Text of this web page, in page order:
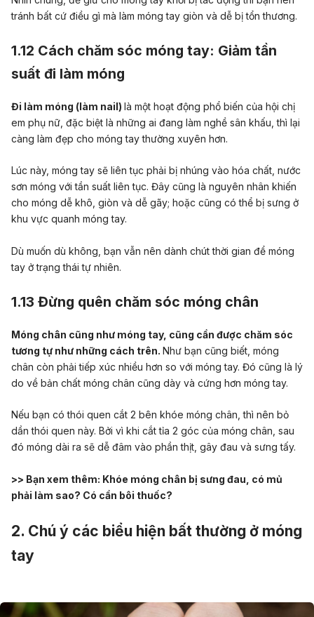
tránh bất cứ điều gì mà làm móng tay giòn và dễ bị tổn thương.
1.12 Cách chăm sóc móng tay: Giảm tần
suất đi làm móng
Đi làm móng (làm nail) là một hoạt động phổ biến của hội chị
em phụ nữ, đặc biệt là những ai đang làm nghề sân khấu, thì lại
càng làm đẹp cho móng tay thường xuyên hơn.
Lúc này, móng tay sẽ liên tục phải bị nhúng vào hóa chất, nước
sơn móng với tần suất liên tục. Đây cũng là nguyên nhân khiến
cho móng dễ khô, giòn và dễ gãy; hoặc cũng có thể bị sưng ở
khu vực quanh móng tay.
Dù muốn dù không, bạn vẫn nên dành chút thời gian để móng
tay ở trạng thái tự nhiên.
1.13 Đừng quên chăm sóc móng chân
Móng chân cũng như móng tay, cũng cần được chăm sóc
tương tự như những cách trên. Như bạn cũng biết, móng
chân còn phải tiếp xúc nhiều hơn so với móng tay. Đó cũng là lý
do về bản chất móng chân cũng dày và cứng hơn móng tay.
Nếu bạn có thói quen cắt 2 bên khóe móng chân, thì nên bỏ
dần thói quen này. Bởi vì khi cắt tỉa 2 góc của móng chân, sau
đó móng dài ra sẽ dễ đâm vào phần thịt, gây đau và sưng tấy.
>> Bạn xem thêm: Khóe móng chân bị sưng đau, có mủ
phải làm sao? Có cần bôi thuốc?
2. Chú ý các biểu hiện bất thường ở móng
tay